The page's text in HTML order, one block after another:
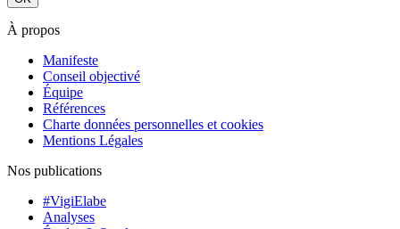
À propos
Manifeste
Conseil objectivé
Équipe
Références
Charte données personnelles et cookies
Mentions Légales
Nos publications
#VigiElabe
Analyses